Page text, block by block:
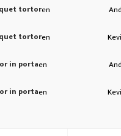
en
tortor
en
tortor
en
in porta
en
in porta